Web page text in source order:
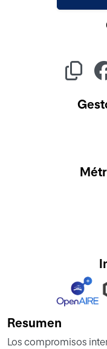
Resumen
Los compromisos